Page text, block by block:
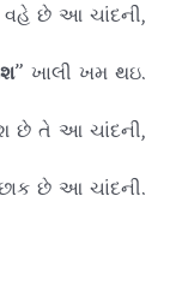
છે આ ચાંદની,
” ખાલી ખમ થઇ.
છે તે આ ચાંદની,
છે આ ચાંદની.